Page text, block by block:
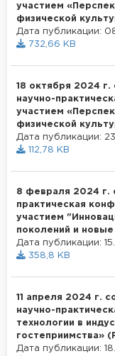
участием
физической
Дата публикации:
732,66 KB
18 октября 2024 г.
научно-
участием
физической
Дата публикации:
112,78 KB
8 февраля 2024 г.
практическая
участием
поколений и новые
Дата публикации:
358,8 KB
11 апреля 2024 г.
научно-
технологии в
гостеприимства»
Дата публикации: